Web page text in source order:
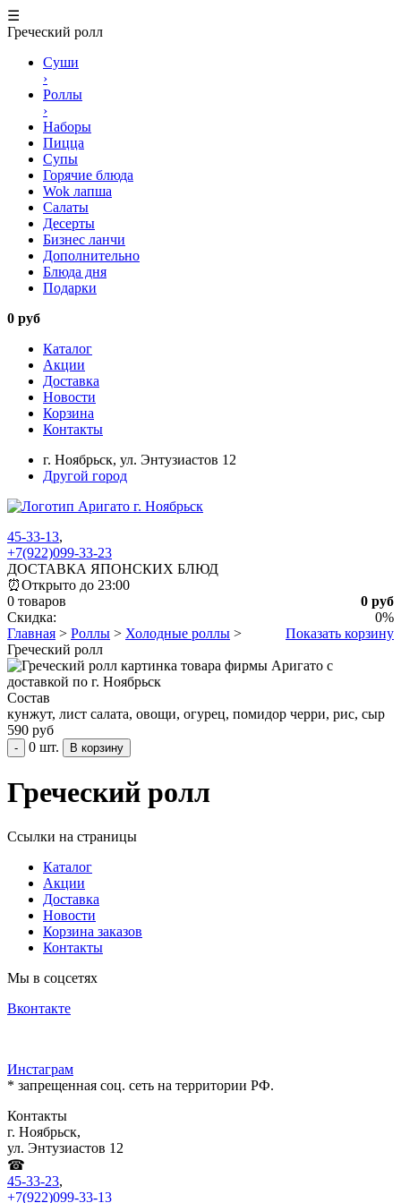
☰
Греческий ролл
Суши
›
Роллы
›
Наборы
Пицца
Супы
Горячие блюда
Wok лапша
Салаты
Десерты
Бизнес ланчи
Дополнительно
Блюда дня
Подарки
0 руб
Каталог
Акции
Доставка
Новости
Корзина
Контакты
г. Ноябрьск, ул. Энтузиастов 12
Другой город
45-33-13,
+7(922)099-33-23
ДОСТАВКА ЯПОНСКИХ БЛЮД
⏰Открыто до 23:00
0 руб
0 товаров
Скидка:
0%
Показать корзину
Главная > Роллы > Холодные роллы >
Греческий ролл
Состав
кунжут, лист салата, овощи, огурец, помидор черри, рис, сыр
590 руб
- 0 шт.
Греческий ролл
Ссылки на страницы
Каталог
Акции
Доставка
Новости
Корзина заказов
Контакты
Мы в соцсетях
Вконтакте
Инстаграм
* запрещенная соц. сеть на территории РФ.
Контакты
г. Ноябрьск,
ул. Энтузиастов 12
☎
45-33-23,
+7(922)099-33-13